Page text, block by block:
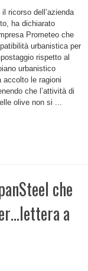
ricorso dell’azienda
ha dichiarato
Prometeo che
urbanistica per
rispetto al
urbanistico
accolto le ragioni
che l’attività di
olive non si ...
che
a